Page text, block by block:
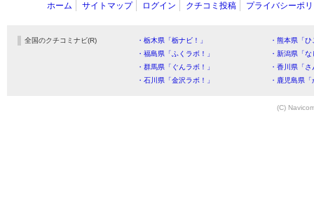
ホーム サイトマップ ログイン クチコミ投稿 プライバシーポ
全国のクチコミナビ(R) ・栃木県「栃ナビ！」
・熊本県「
・福島県「ふくラボ！」
・新潟県「
・群馬県「ぐんラボ！」
・香川県「
・石川県「金沢ラボ！」
・鹿児島県
(C)